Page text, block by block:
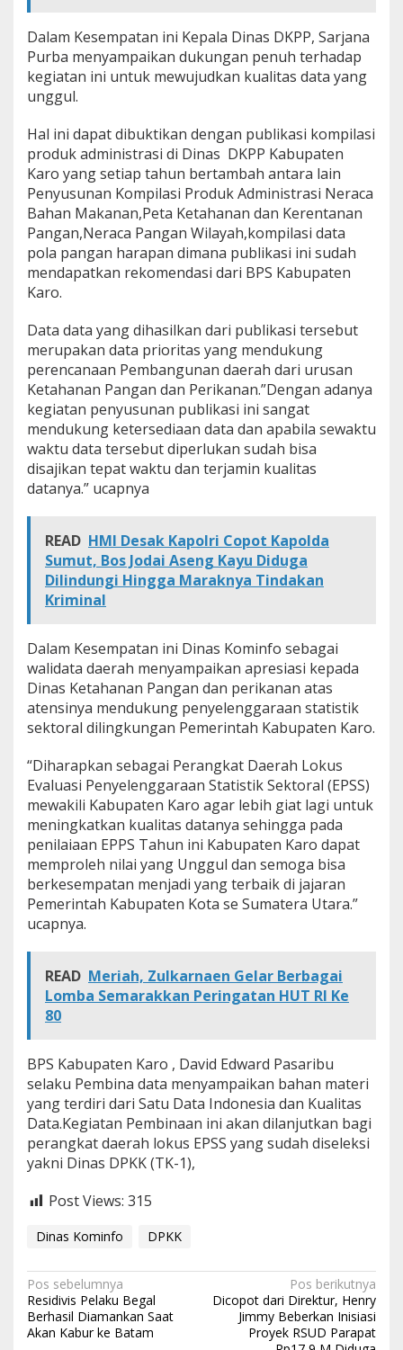
a
t
i
k
S
e
k
t
o
a
l
d
K
P
P
Dalam Kesempatan ini Kepala Dinas DKPP, Sarjana
Purba menyampaikan dukungan penuh terhadap
kegiatan ini untuk mewujudkan kualitas data yang
unggul.
Hal ini dapat dibuktikan dengan publikasi kompilasi
produk administrasi di Dinas DKPP Kabupaten
Karo yang setiap tahun bertambah antara lain
Penyusunan Kompilasi Produk Administrasi Neraca
Bahan Makanan,Peta Ketahanan dan Kerentanan
Pangan,Neraca Pangan Wilayah,kompilasi data
pola pangan harapan dimana publikasi ini sudah
mendapatkan rekomendasi dari BPS Kabupaten
Karo.
Data data yang dihasilkan dari publikasi tersebut
merupakan data prioritas yang mendukung
perencanaan Pembangunan daerah dari urusan
Ketahanan Pangan dan Perikanan.”Dengan adanya
kegiatan penyusunan publikasi ini sangat
mendukung ketersediaan data dan apabila sewaktu
waktu data tersebut diperlukan sudah bisa
disajikan tepat waktu dan terjamin kualitas
datanya.” ucapnya
READ HMI Desak Kapolri Copot Kapolda
Sumut, Bos Jodai Aseng Kayu Diduga
Dilindungi Hingga Maraknya Tindakan
Kriminal
Dalam Kesempatan ini Dinas Kominfo sebagai
walidata daerah menyampaikan apresiasi kepada
Dinas Ketahanan Pangan dan perikanan atas
atensinya mendukung penyelenggaraan statistik
sektoral dilingkungan Pemerintah Kabupaten Karo.
“Diharapkan sebagai Perangkat Daerah Lokus
Evaluasi Penyelenggaraan Statistik Sektoral (EPSS)
mewakili Kabupaten Karo agar lebih giat lagi untuk
meningkatkan kualitas datanya sehingga pada
penilaiaan EPPS Tahun ini Kabupaten Karo dapat
memproleh nilai yang Unggul dan semoga bisa
berkesempatan menjadi yang terbaik di jajaran
Pemerintah Kabupaten Kota se Sumatera Utara.”
ucapnya.
READ Meriah, Zulkarnaen Gelar Berbagai
Lomba Semarakkan Peringatan HUT RI Ke
80
BPS Kabupaten Karo , David Edward Pasaribu
selaku Pembina data menyampaikan bahan materi
yang terdiri dari Satu Data Indonesia dan Kualitas
Data.Kegiatan Pembinaan ini akan dilanjutkan bagi
perangkat daerah lokus EPSS yang sudah diseleksi
yakni Dinas DPKK (TK-1),
Post Views: 315
Dinas Kominfo DPKK
N
a
v
Pos sebelumnya
Residivis Pelaku Begal
Berhasil Diamankan Saat
Akan Kabur ke Batam
Pos berikutnya
Dicopot dari Direktur, Henry
Jimmy Beberkan Inisiasi
Proyek RSUD Parapat